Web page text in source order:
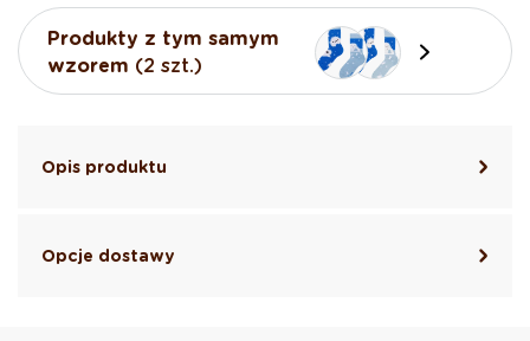
Produkty z tym samym
wzorem (2 szt.)
Opis produktu
Opcje dostawy